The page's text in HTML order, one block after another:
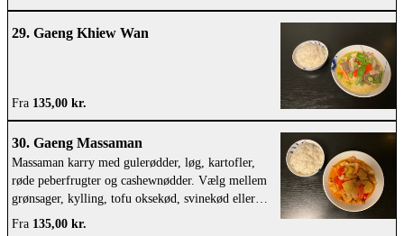
29. Gaeng Khiew Wan
Fra 135,00 kr.
30. Gaeng Massaman
Massaman karry med gulerødder, løg, kartofler,
røde peberfrugter og cashewnødder. Vælg mellem
grønsager, kylling, tofu oksekød, svinekød eller
rejer
Fra 135,00 kr.